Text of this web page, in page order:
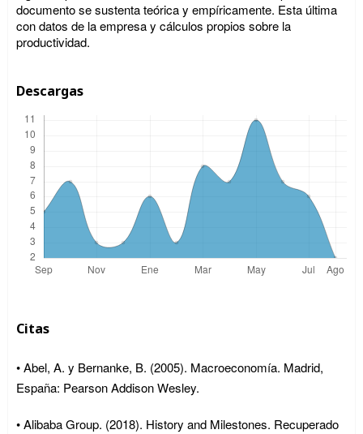
documento se sustenta teórica y empíricamente. Esta última
con datos de la empresa y cálculos propios sobre la
productividad.
Descargas
Citas
• Abel, A. y Bernanke, B. (2005). Macroeconomía. Madrid,
España: Pearson Addison Wesley.
• Alibaba Group. (2018). History and Milestones. Recuperado